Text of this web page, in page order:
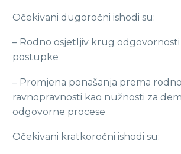
Očekivani dugoročni ishodi su:
– Rodno osjetljiv krug
postupke
– Promjena ponašanja prema
ravnopravnosti kao nužnosti za
odgovorne procese
Očekivani kratkoročni ishodi su: